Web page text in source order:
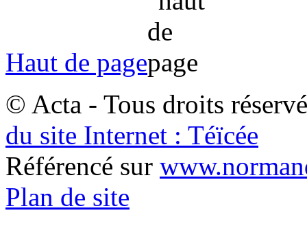
Haut de page
© Acta - Tous droits
du site Internet : Téïcée
Référencé sur
Plan de site